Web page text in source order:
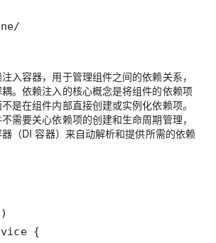
入容器，用于管理组件之间的依赖关系，
。依赖注入的核心概念是将组件的依赖项
是在组件内部直接创建或实例化依赖项。
需要关心依赖项的创建和生命周期管理，
（DI 容器）来自动解析和提供所需的依赖